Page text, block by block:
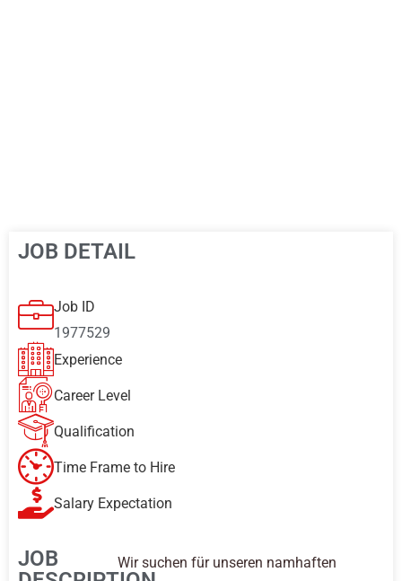
JOB DETAIL
Job ID
1977529
Experience
Career Level
Qualification
Time Frame to Hire
Salary Expectation
JOB
Wir suchen für unseren namhaften